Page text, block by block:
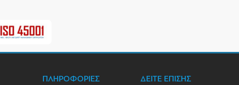
ΠΛΗΡΟΦΟΡΙΕΣ ΔΕΙΤΕ ΕΠΙΣΗΣ